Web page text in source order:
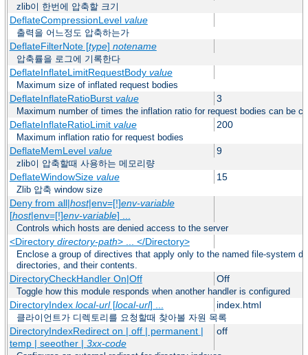
zlib이 한번에 압축할 크기
DeflateCompressionLevel value
출력을 어느정도 압축하는가
DeflateFilterNote [type] notename
압축률을 로그에 기록한다
DeflateInflateLimitRequestBody value
Maximum size of inflated request bodies
DeflateInflateRatioBurst value 3
Maximum number of times the inflation ratio for request bodies can be
DeflateInflateRatioLimit value 200
Maximum inflation ratio for request bodies
DeflateMemLevel value 9
zlib이 압축할때 사용하는 메모리량
DeflateWindowSize value 15
Zlib 압축 window size
Deny from all|host|env=[!]env-variable
[host|env=[!]env-variable] ...
Controls which hosts are denied access to the server
<Directory directory-path> ... </Directory>
Enclose a group of directives that apply only to the named file-system
directories, and their contents.
DirectoryCheckHandler On|Off Off
Toggle how this module responds when another handler is configured
DirectoryIndex local-url[local-url] ... index.html
클라이언트가 디렉토리를 요청할때 찾아볼 자원 목록
DirectoryIndexRedirect on | off | permanent |
temp | seeother | 3xx-code
off